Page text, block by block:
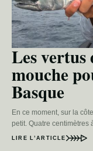
Les vertus
mouche
Basque
En ce moment, sur la
petit. Quatre
LIRE L’ARTICLE